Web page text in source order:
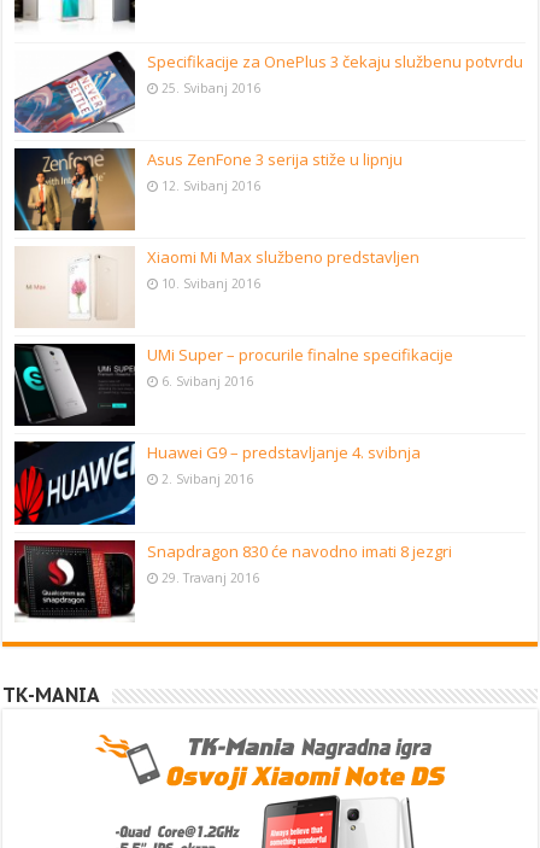
Specifikacije za OnePlus 3 čekaju službenu potvrdu
25. Svibanj 2016
Asus ZenFone 3 serija stiže u lipnju
12. Svibanj 2016
Xiaomi Mi Max službeno predstavljen
10. Svibanj 2016
UMi Super – procurile finalne specifikacije
6. Svibanj 2016
Huawei G9 – predstavljanje 4. svibnja
2. Svibanj 2016
Snapdragon 830 će navodno imati 8 jezgri
29. Travanj 2016
TK-MANIA